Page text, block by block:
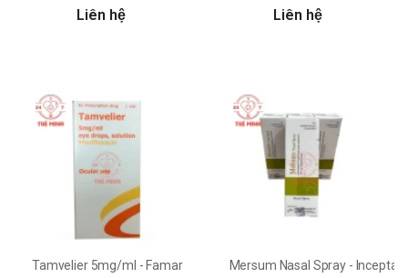
Liên hệ Liên hệ
Tamvelier 5mg/ml - Famar Mersum Nasal Spray - Incepta